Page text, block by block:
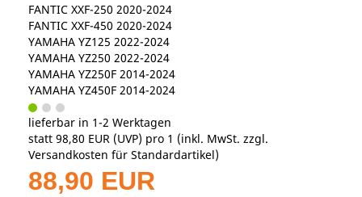
FANTIC XXF-250 2020-2024
FANTIC XXF-450 2020-2024
YAMAHA YZ125 2022-2024
YAMAHA YZ250 2022-2024
YAMAHA YZ250F 2014-2024
YAMAHA YZ450F 2014-2024
lieferbar in 1-2 Werktagen
statt 98,80 EUR (UVP) pro 1 (inkl. MwSt. zzgl.
Versandkosten für Standardartikel)
88,90 EUR